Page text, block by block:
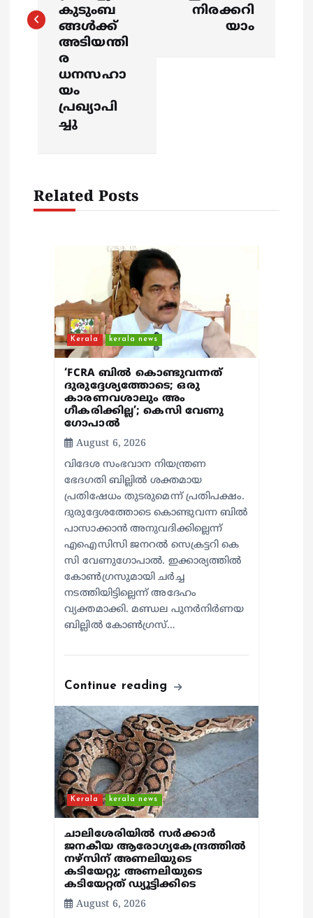
n
a
കുടുംബ
ങ്ങള്‍ക്ക്
അടിയന്തി
ര
ധനസഹാ
യം
പ്രഖ്യാപി
ച്ചു
നിരക്കറി
യാം
Related Posts
Kerala kerala news
‘FCRA ബിൽ കൊണ്ടുവന്നത്
ദുരുദ്ദേശ്യത്തോടെ; ഒരു
കാരണവശാലും അം​
ഗീകരിക്കില്ല’; കെസി വേണു​
ഗോപാൽ
August 6, 2026
വിദേശ സംഭവാന നിയന്ത്രണ
ഭേദഗതി ബില്ലിൽ ശക്തമായ
പ്രതിഷേധം തുടരുമെന്ന് പ്രതിപക്ഷം.
ദുരുദ്ദേശത്തോടെ കൊണ്ടുവന്ന ബിൽ
പാസാക്കാൻ അനുവദിക്കില്ലെന്ന്
എഐസിസി ജനറൽ സെക്രട്ടറി കെ
സി വേണുഗോപാൽ. ഇക്കാര്യത്തിൽ
കോൺഗ്രസുമായി ചർച്ച
നടത്തിയിട്ടില്ലെന്ന് അദേഹം
വ്യക്തമാക്കി. മണ്ഡല പുനർനിർണയ
ബില്ലിൽ കോൺഗ്രസ്…
Continue reading
Kerala kerala news
ചാലിശേരിയില്‍ സര്‍ക്കാര്‍
ജനകീയ ആരോഗ്യകേന്ദ്രത്തില്‍
നഴ്സിന് അണലിയുടെ
കടിയേറ്റു; അണലിയുടെ
കടിയേറ്റത് ഡ്യൂട്ടിക്കിടെ
August 6, 2026